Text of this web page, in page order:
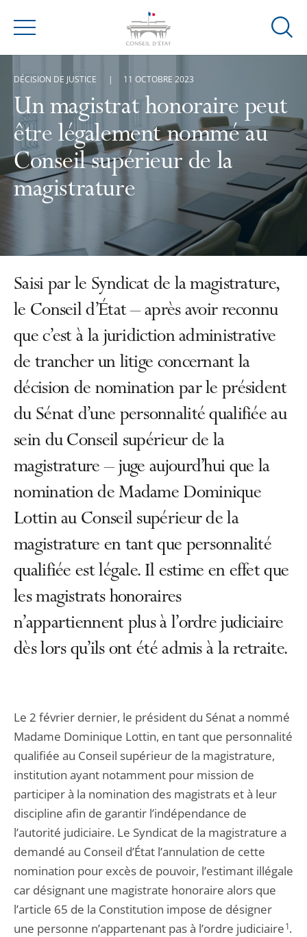
Menu
Ouvrir
Un magistrat honoraire peut
être légalement nommé au
Conseil supérieur de la
magistrature
DÉCISION DE JUSTICE 11 OCTOBRE 2023
Saisi par le Syndicat de la magistrature,
le Conseil d’État – après avoir reconnu
que c’est à la juridiction administrative
de trancher un litige concernant la
décision de nomination par le président
du Sénat d’une personnalité qualifiée au
sein du Conseil supérieur de la
magistrature – juge aujourd’hui que la
nomination de Madame Dominique
Lottin au Conseil supérieur de la
magistrature en tant que personnalité
qualifiée est légale. Il estime en effet que
les magistrats honoraires
n’appartiennent plus à l’ordre judiciaire
dès lors qu’ils ont été admis à la retraite.
Le 2 février dernier, le président du Sénat a nommé
Madame Dominique Lottin, en tant que personnalité
qualifiée au Conseil supérieur de la magistrature,
institution ayant notamment pour mission de
participer à la nomination des magistrats et à leur
discipline afin de garantir l’indépendance de
l’autorité judiciaire. Le Syndicat de la magistrature a
demandé au Conseil d’État l’annulation de cette
nomination pour excès de pouvoir, l’estimant illégale
car désignant une magistrate honoraire alors que
l’article 65 de la Constitution impose de désigner
une personne n’appartenant pas à l’ordre judiciaire1.